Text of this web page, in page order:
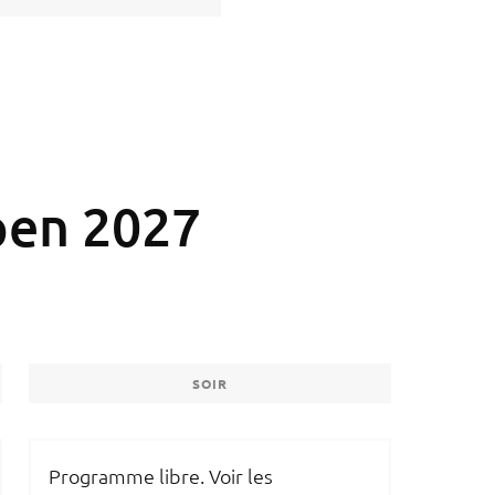
2027
SOIR
Programme libre. Voir les